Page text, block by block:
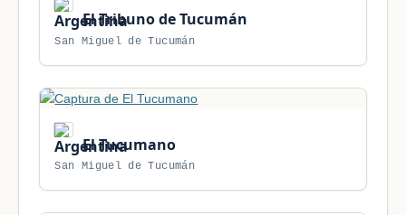
El Tribuno de Tucumán
San Miguel de Tucumán
El Tucumano
San Miguel de Tucumán